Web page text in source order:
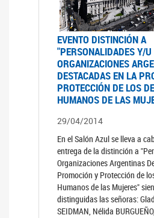
EVENTO DISTINCIÓN A
"PERSONALIDADES Y/U
ORGANIZACIONES
DESTACADAS EN LA
PROTECCIÓN DE LOS
HUMANOS DE LAS
29/04/2014
En el Salón Azul se lleva a
entrega de la distinción a
Organizaciones Argentinas
Promoción y Protección de
Humanos de las Mujeres"
distinguidas las señoras:
SEIDMAN, Nélida